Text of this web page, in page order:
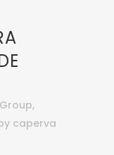
,
caperva